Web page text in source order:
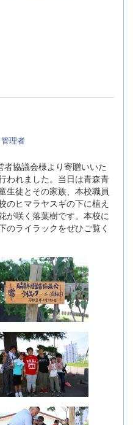
理者
協議会様より寄贈いいた
われました。当日は青森青
生徒とその家族、本校職員
のヒマラヤスギの下に植え
が咲く落葉樹です。本校に
のライラックをぜひご覧く